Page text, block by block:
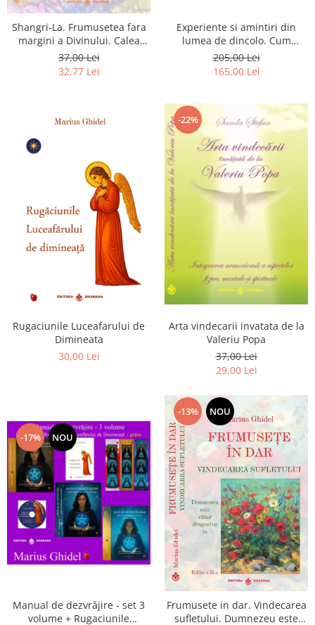
Shangri-La. Frumusetea fara
margini a Divinului. Calea
catre fericire
37,00 Lei
32,77 Lei
Experiente si amintiri din
lumea de dincolo. Cum
obtinem puteri
extrasenzoriale - cu exercitii
205,00 Lei
165,00 Lei
Rugaciunile Luceafarului de
Dimineata
30,00 Lei
-22%
Arta vindecarii invatata de la
Valeriu Popa
37,00 Lei
29,00 Lei
-17% NOU
Manual de dezvrăjire - set 3
volume + Rugaciunile
-13% NOU
Frumusete in dar. Vindecarea
sufletului. Dumnezeu este